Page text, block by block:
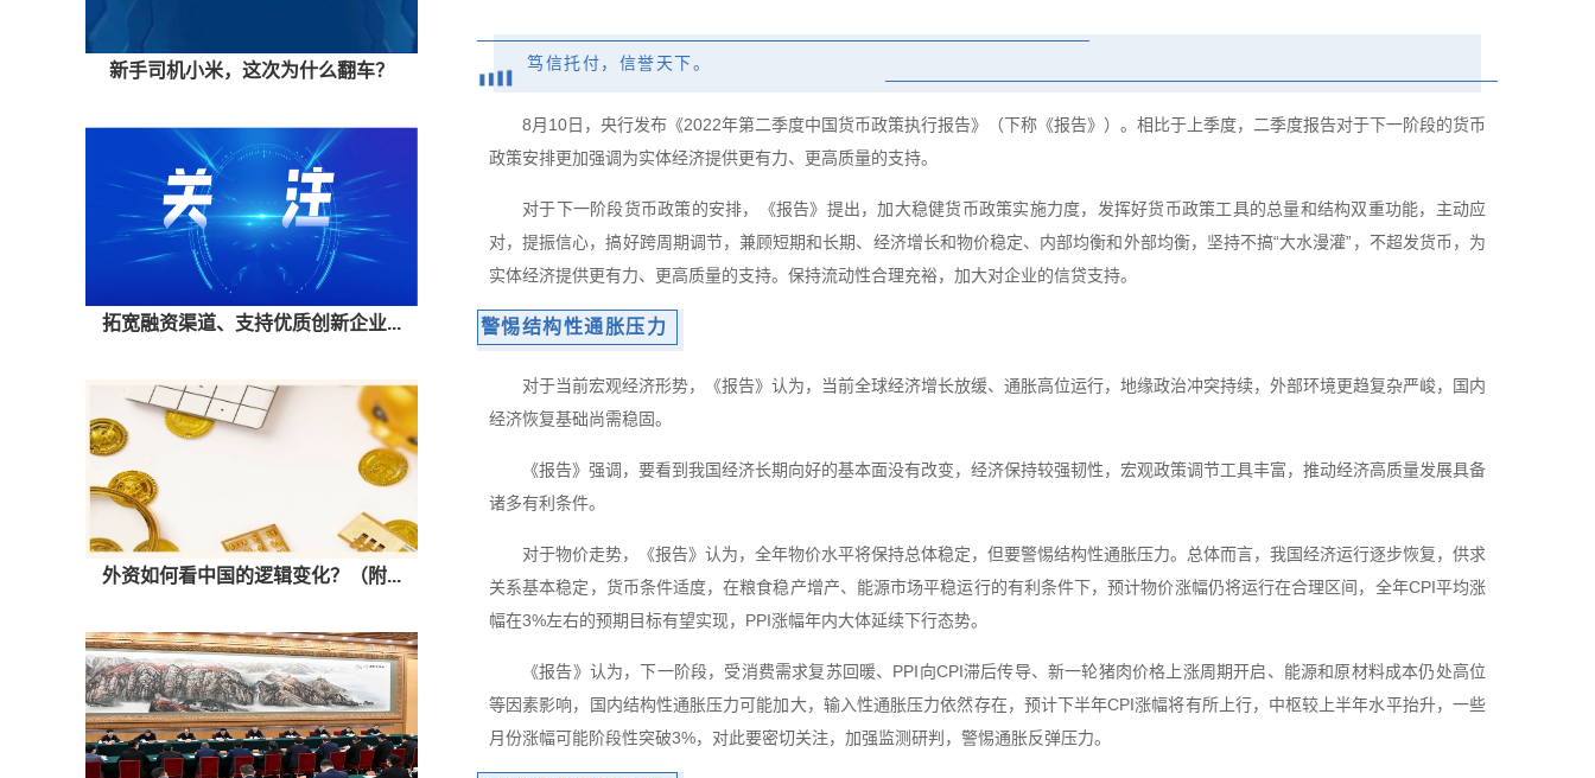
新手司机小米，这次为什么翻车？
拓宽融资渠道、支持优质创新企业...
外资如何看中国的逻辑变化？（附...
笃信托付，信誉天下。
8月10日，央行发布《2022年第二季度中国货币政策执行报告》（下称《报告》）。相比于上季度，二季度报告对于下一阶段的货币
政策安排更加强调为实体经济提供更有力、更高质量的支持。
对于下一阶段货币政策的安排，《报告》提出，加大稳健货币政策实施力度，发挥好货币政策工具的总量和结构双重功能，主动应
对，提振信心，搞好跨周期调节，兼顾短期和长期、经济增长和物价稳定、内部均衡和外部均衡，坚持不搞“大水漫灌”，不超发货币，为
实体经济提供更有力、更高质量的支持。保持流动性合理充裕，加大对企业的信贷支持。
警惕结构性通胀压力
对于当前宏观经济形势，《报告》认为，当前全球经济增长放缓、通胀高位运行，地缘政治冲突持续，外部环境更趋复杂严峻，国内
经济恢复基础尚需稳固。
《报告》强调，要看到我国经济长期向好的基本面没有改变，经济保持较强韧性，宏观政策调节工具丰富，推动经济高质量发展具备
诸多有利条件。
对于物价走势，《报告》认为，全年物价水平将保持总体稳定，但要警惕结构性通胀压力。总体而言，我国经济运行逐步恢复，供求
关系基本稳定，货币条件适度，在粮食稳产增产、能源市场平稳运行的有利条件下，预计物价涨幅仍将运行在合理区间，全年CPI平均涨
幅在3%左右的预期目标有望实现，PPI涨幅年内大体延续下行态势。
《报告》认为，下一阶段，受消费需求复苏回暖、PPI向CPI滞后传导、新一轮猪肉价格上涨周期开启、能源和原材料成本仍处高位
等因素影响，国内结构性通胀压力可能加大，输入性通胀压力依然存在，预计下半年CPI涨幅将有所上行，中枢较上半年水平抬升，一些
月份涨幅可能阶段性突破3%，对此要密切关注，加强监测研判，警惕通胀反弹压力。